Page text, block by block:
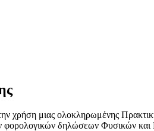
χρήση μιας ολοκληρωμένης
φορολογικών δηλώσεων Φυσικών